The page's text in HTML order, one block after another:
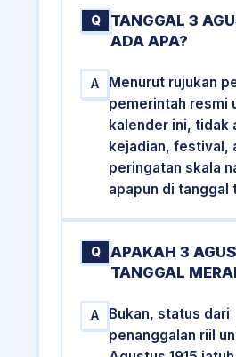
Q
TANGGAL 3
ADA APA?
A
Menurut rujukan
pemerintah resmi
kalender ini, tidak
kejadian, festival,
peringatan skala
apapun di tanggal
Q
APAKAH 3
TANGGAL
A
Bukan, status dari
penanggalan riil